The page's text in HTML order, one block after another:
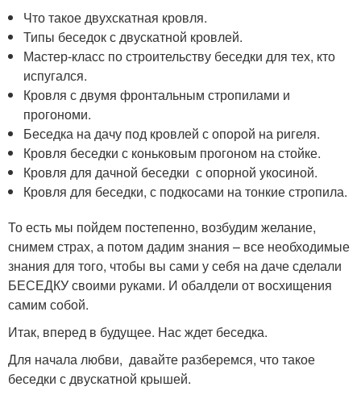
Что такое двухскатная кровля.
Типы беседок с двускатной кровлей.
Мастер-класс по строительству беседки для тех, кто
испугался.
Кровля с двумя фронтальным стропилами и
прогономи.
Беседка на дачу под кровлей с опорой на ригеля.
Кровля беседки с коньковым прогоном на стойке.
Кровля для дачной беседки с опорной укосиной.
Кровля для беседки, с подкосами на тонкие стропила.
То есть мы пойдем постепенно, возбудим желание,
снимем страх, а потом дадим знания – все необходимые
знания для того, чтобы вы сами у себя на даче сделали
БЕСЕДКУ своими руками. И обалдели от восхищения
самим собой.
Итак, вперед в будущее. Нас ждет беседка.
Для начала любви, давайте разберемся, что такое
беседки с двускатной крышей.